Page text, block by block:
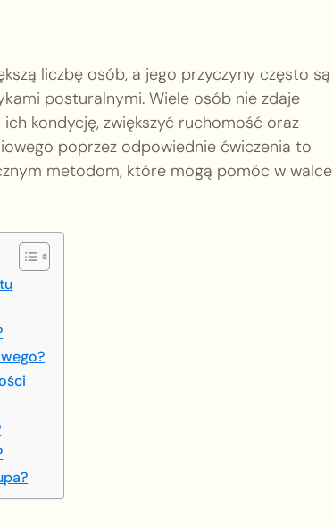
liczbę osób, a jego przyczyny często są
posturalnymi. Wiele osób nie zdaje
kondycję, zwiększyć ruchomość oraz
poprzez odpowiednie ćwiczenia to
metodom, które mogą pomóc w walce